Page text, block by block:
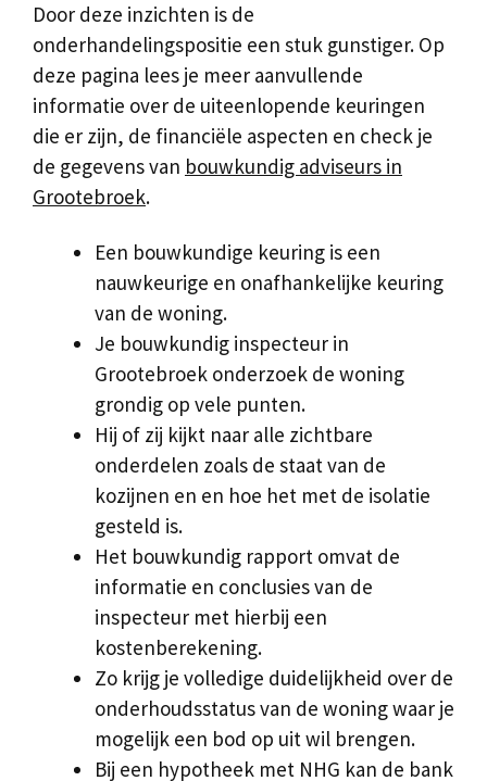
Door deze inzichten is de
onderhandelingspositie een stuk gunstiger. Op
deze pagina lees je meer aanvullende
informatie over de uiteenlopende keuringen
die er zijn, de financiële aspecten en check je
de gegevens van bouwkundig adviseurs in
Grootebroek.
Een bouwkundige keuring is een
nauwkeurige en onafhankelijke keuring
van de woning.
Je bouwkundig inspecteur in
Grootebroek onderzoek de woning
grondig op vele punten.
Hij of zij kijkt naar alle zichtbare
onderdelen zoals de staat van de
kozijnen en en hoe het met de isolatie
gesteld is.
Het bouwkundig rapport omvat de
informatie en conclusies van de
inspecteur met hierbij een
kostenberekening.
Zo krijg je volledige duidelijkheid over de
onderhoudsstatus van de woning waar je
mogelijk een bod op uit wil brengen.
Bij een hypotheek met NHG kan de bank